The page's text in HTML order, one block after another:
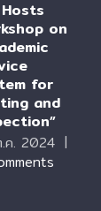
on
for
and
ค. 2024 |